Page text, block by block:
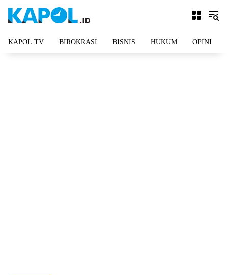
KAPOL.TV BIROKRASI BISNIS HUKUM OPINI